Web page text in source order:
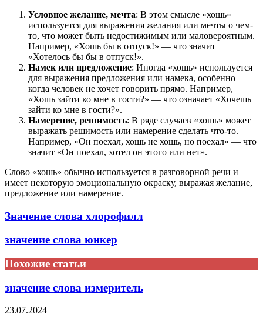
Условное желание, мечта: В этом смысле «хошь»
используется для выражения желания или мечты о чем-
то, что может быть недостижимым или маловероятным.
Например, «Хошь бы в отпуск!» — что значит
«Хотелось бы бы в отпуск!».
Намек или предложение: Иногда «хошь» используется
для выражения предложения или намека, особенно
когда человек не хочет говорить прямо. Например,
«Хошь зайти ко мне в гости?» — что означает «Хочешь
зайти ко мне в гости?».
Намерение, решимость: В ряде случаев «хошь» может
выражать решимость или намерение сделать что-то.
Например, «Он поехал, хошь не хошь, но поехал» — что
значит «Он поехал, хотел он этого или нет».
Слово «хошь» обычно используется в разговорной речи и
имеет некоторую эмоциональную окраску, выражая желание,
предложение или намерение.
Значение слова хлорофилл
значение слова юнкер
Похожие статьи
значение слова измеритель
23.07.2024